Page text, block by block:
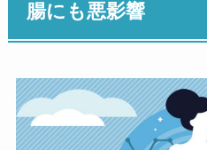
腸にも悪影響